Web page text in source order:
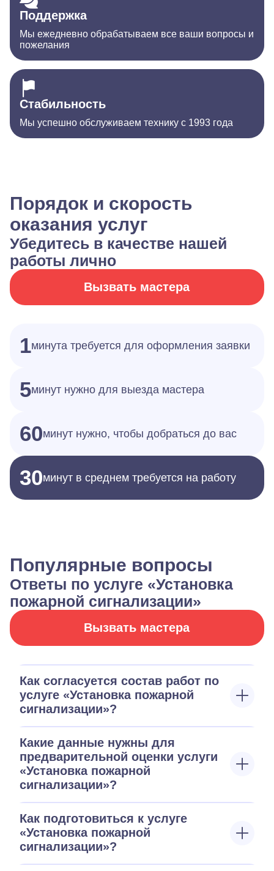
Поддержка
Мы ежедневно обрабатываем все ваши вопросы и
пожелания
Стабильность
Мы успешно обслуживаем технику с 1993 года
Порядок и скорость
оказания услуг
Убедитесь в качестве нашей
работы лично
Вызвать мастера
1минута требуется для оформления заявки
5минут нужно для выезда мастера
60минут нужно, чтобы добраться до вас
30минут в среднем требуется на работу
Популярные вопросы
Ответы по услуге «Установка
пожарной сигнализации»
Вызвать мастера
Как согласуется состав работ по
услуге «Установка пожарной
сигнализации»?
Какие данные нужны для
предварительной оценки услуги
«Установка пожарной
сигнализации»?
Как подготовиться к услуге
«Установка пожарной
сигнализации»?